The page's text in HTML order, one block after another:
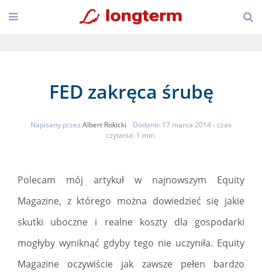
FED zakręca śrubę
Napisany przez Albert Rokicki Dodano: 17 marca 2014- czas
czytania: 1 min.
Polecam mój artykuł w najnowszym Equity
Magazine, z którego można dowiedzieć się jakie
skutki uboczne i realne koszty dla gospodarki
mogłyby wyniknąć gdyby tego nie uczyniła. Equity
Magazine oczywiście jak zawsze pełen bardzo